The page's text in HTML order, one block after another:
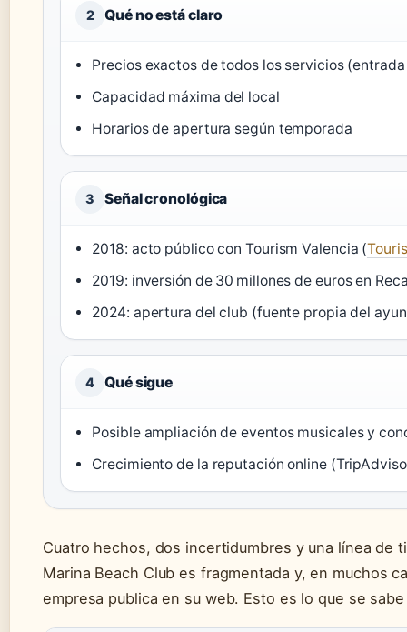
2 Qué no está claro
Precios exactos de todos los servicios
Capacidad máxima del local
Horarios de apertura según temporada
3 Señal cronológica
2018: acto público con Tourism Valencia (
2019: inversión de 30 millones de euros en
2024: apertura del club (fuente propia del
4 Qué sigue
Posible ampliación de eventos musicales y
Crecimiento de la reputación online
Cuatro hechos, dos incertidumbres y una línea de
Marina Beach Club es fragmentada y, en muchos
empresa publica en su web. Esto es lo que se